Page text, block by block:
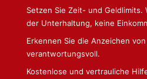
Setzen Sie Zeit- und Geldlimits.
der Unterhaltung, keine
Erkennen Sie die Anzeichen
verantwortungsvoll.
Kostenlose und vertrauliche